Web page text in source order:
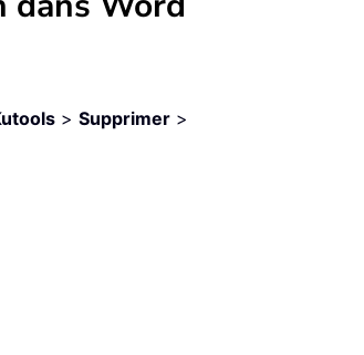
> Supprimer >